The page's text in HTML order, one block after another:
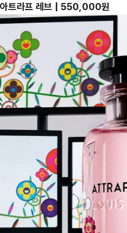
아트라프 레브 | 550,000원